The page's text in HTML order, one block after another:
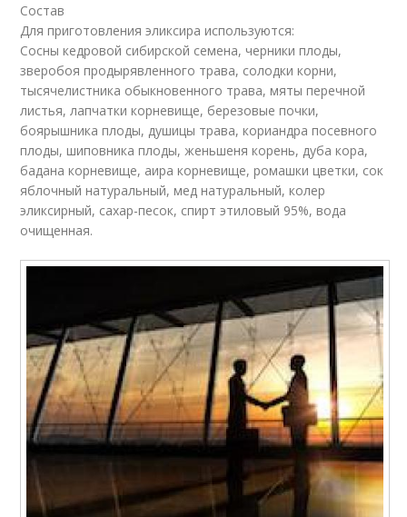
Состав
Для приготовления эликсира используются:
Сосны кедровой сибирской семена, черники плоды,
зверобоя продырявленного трава, солодки корни,
тысячелистника обыкновенного трава, мяты перечной
листья, лапчатки корневище, березовые почки,
боярышника плоды, душицы трава, кориандра посевного
плоды, шиповника плоды, женьшеня корень, дуба кора,
бадана корневище, аира корневище, ромашки цветки, сок
яблочный натуральный, мед натуральный, колер
эликсирный, сахар-песок, спирт этиловый 95%, вода
очищенная.